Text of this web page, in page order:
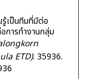
เป็นทีมที่มีต่อ
การทำงานกลุ่ม
ETD). 35936.